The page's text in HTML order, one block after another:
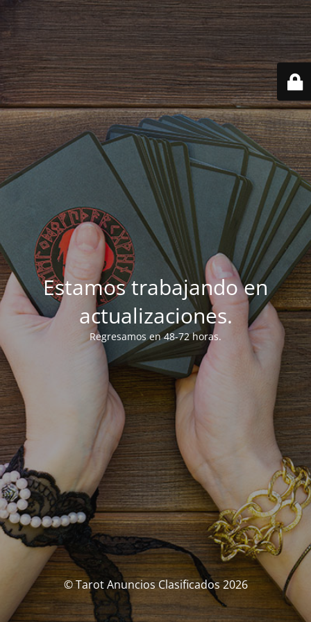
Estamos trabajando en
actualizaciones.
Regresamos en 48-72 horas.
© Tarot Anuncios Clasificados 2026